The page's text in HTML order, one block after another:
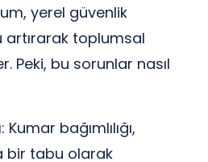
yerel güvenlik
artırarak toplumsal
Peki, bu sorunlar nasıl
: Kumar bağımlılığı,
bir tabu olarak